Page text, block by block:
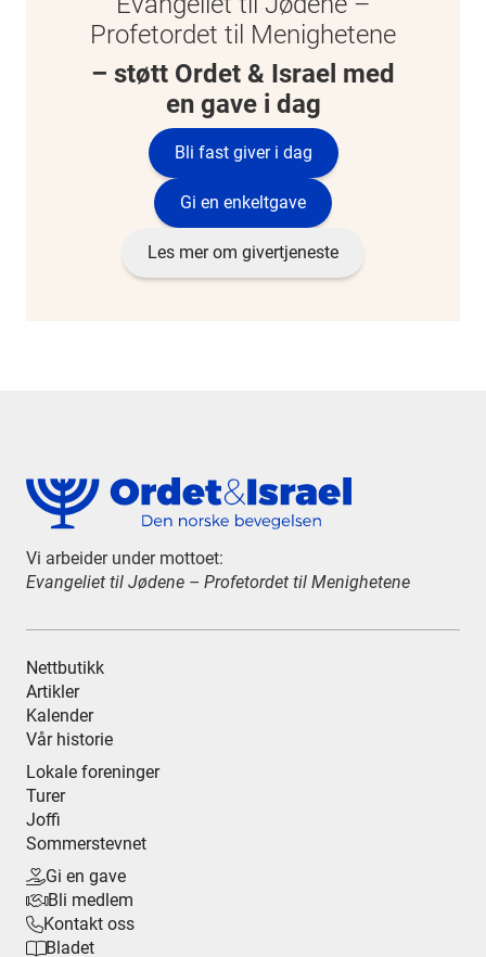
Profetordet til Menighetene
– støtt Ordet & Israel med
en gave i dag
Bli fast giver i dag
Gi en enkeltgave
Les mer om givertjeneste
Vi arbeider under mottoet:
Evangeliet til Jødene – Profetordet til Menighetene
Nettbutikk
Artikler
Kalender
Vår historie
Lokale foreninger
Turer
Joffi
Sommerstevnet
Gi en gave
Bli medlem
Kontakt oss
Bladet